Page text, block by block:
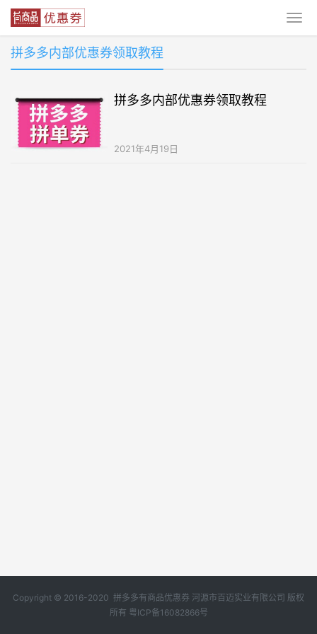
拼多多内部优惠券领取教程
拼多多内部优惠券领取教程
2021年4月19日
Copyright © 2016-2020 拼多多有商品优惠券 河源市百迈实业有限公司 版权
所有 粤ICP备16082866号